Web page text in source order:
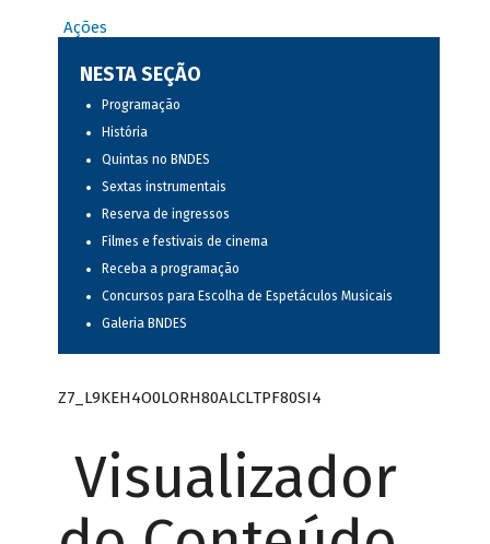
Ações
NESTA SEÇÃO
Programação
História
Quintas no BNDES
Sextas instrumentais
Reserva de ingressos
Filmes e festivais de cinema
Receba a programação
Concursos para Escolha de Espetáculos Musicais
Galeria BNDES
Z7_L9KEH4O0LORH80ALCLTPF80SI4
Visualizador